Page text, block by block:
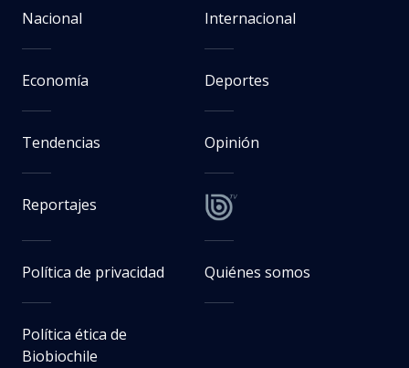
Nacional Internacional
Economía Deportes
Tendencias Opinión
Reportajes
Política de privacidad Quiénes somos
Política ética de
Biobiochile